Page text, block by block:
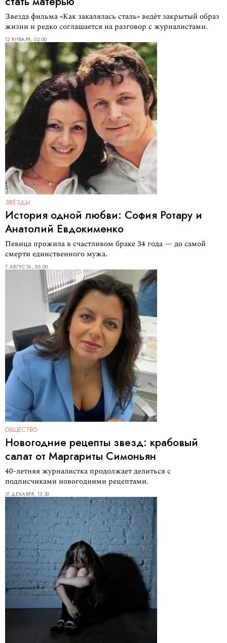
Звезда фильма «Как закалялась сталь» ведёт закрытый образ
жизни и редко соглашается на разговор с журналистами.
12 ЯНВАРЯ, 02:00
ЗВЁЗДЫ
История одной любви: София Ротару и
Анатолий Евдокименко
Певица прожила в счастливом браке 34 года — до самой
смерти единственного мужа.
7 АВГУСТА, 06:00
ОБЩЕСТВО
Новогодние рецепты звезд: крабовый
салат от Маргариты Симоньян
40-летняя журналистка продолжает делиться с
подписчиками новогодними рецептами.
31 ДЕКАБРЯ, 13:30